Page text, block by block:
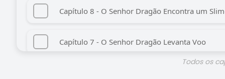
Capítulo 8 - O Senhor Dragão Encontra um
Capítulo 7 - O Senhor Dragão Levanta Voo
Todos os